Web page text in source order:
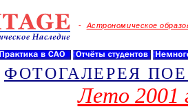
- Астрономическое
ФОТОГАЛЕРЕЯ
Лето 2001